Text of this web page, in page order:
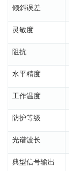
倾斜误差
灵敏度
阻抗
水平精度
工作温度
防护等级
光谱波长
典型信号输出